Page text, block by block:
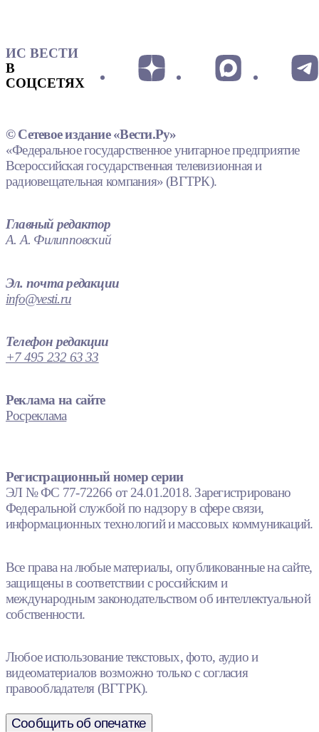
ИС ВЕСТИ
В
СОЦСЕТЯХ
© Сетевое издание «Вести.Ру»
«Федеральное государственное унитарное предприятие
Всероссийская государственная телевизионная и
радиовещательная компания» (ВГТРК).
Главный редактор
А. А. Филипповский
Эл. почта редакции
info@vesti.ru
Телефон редакции
+7 495 232 63 33
Реклама на сайте
Росреклама
Регистрационный номер серии
ЭЛ № ФС 77-72266 от 24.01.2018. Зарегистрировано
Федеральной службой по надзору в сфере связи,
информационных технологий и массовых коммуникаций.
Все права на любые материалы, опубликованные на сайте,
защищены в соответствии с российским и
международным законодательством об интеллектуальной
собственности.
Любое использование текстовых, фото, аудио и
видеоматериалов возможно только с согласия
правообладателя (ВГТРК).
Сообщить об опечатке